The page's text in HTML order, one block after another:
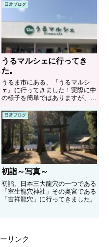
日常ブログ
うるマルシェに行ってき
た。
うるま市にある、『うるマルシ
ェ』に行ってきました！実際に中
の様子を簡単ではありますが、お
日常ブログ
初詣～写真～
初詣、日本三大龍穴の一つである
「室生龍穴神社」その奥宮である
「吉祥龍穴」に行ってきました。
リンク